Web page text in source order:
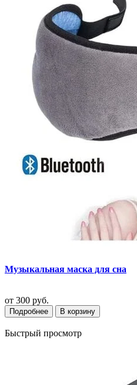
Музыкальная маска для сна
от 300 руб.
Подробнее В корзину
Быстрый просмотр